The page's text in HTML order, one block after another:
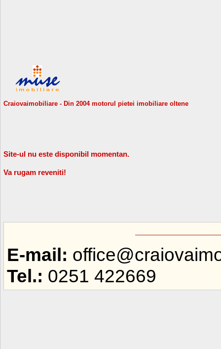
Craiovaimobiliare - Din 2004 motorul pietei imobiliare oltene
Site-ul nu este disponibil momentan.
Va rugam reveniti!
E-mail:
Tel.: 0251 422669